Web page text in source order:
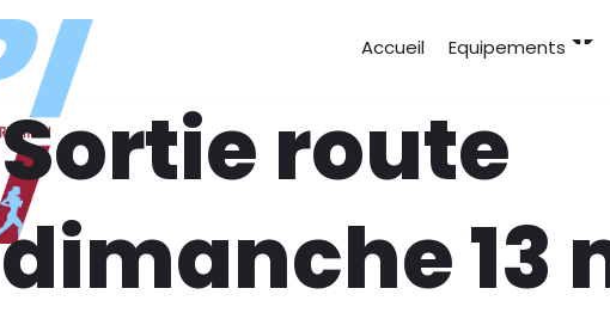
Accueil Equipements
Sortie route
dimanche 13